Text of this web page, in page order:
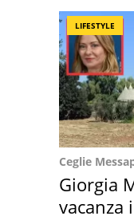
LIFESTYLE
Ceglie
Giorgia
vacanza